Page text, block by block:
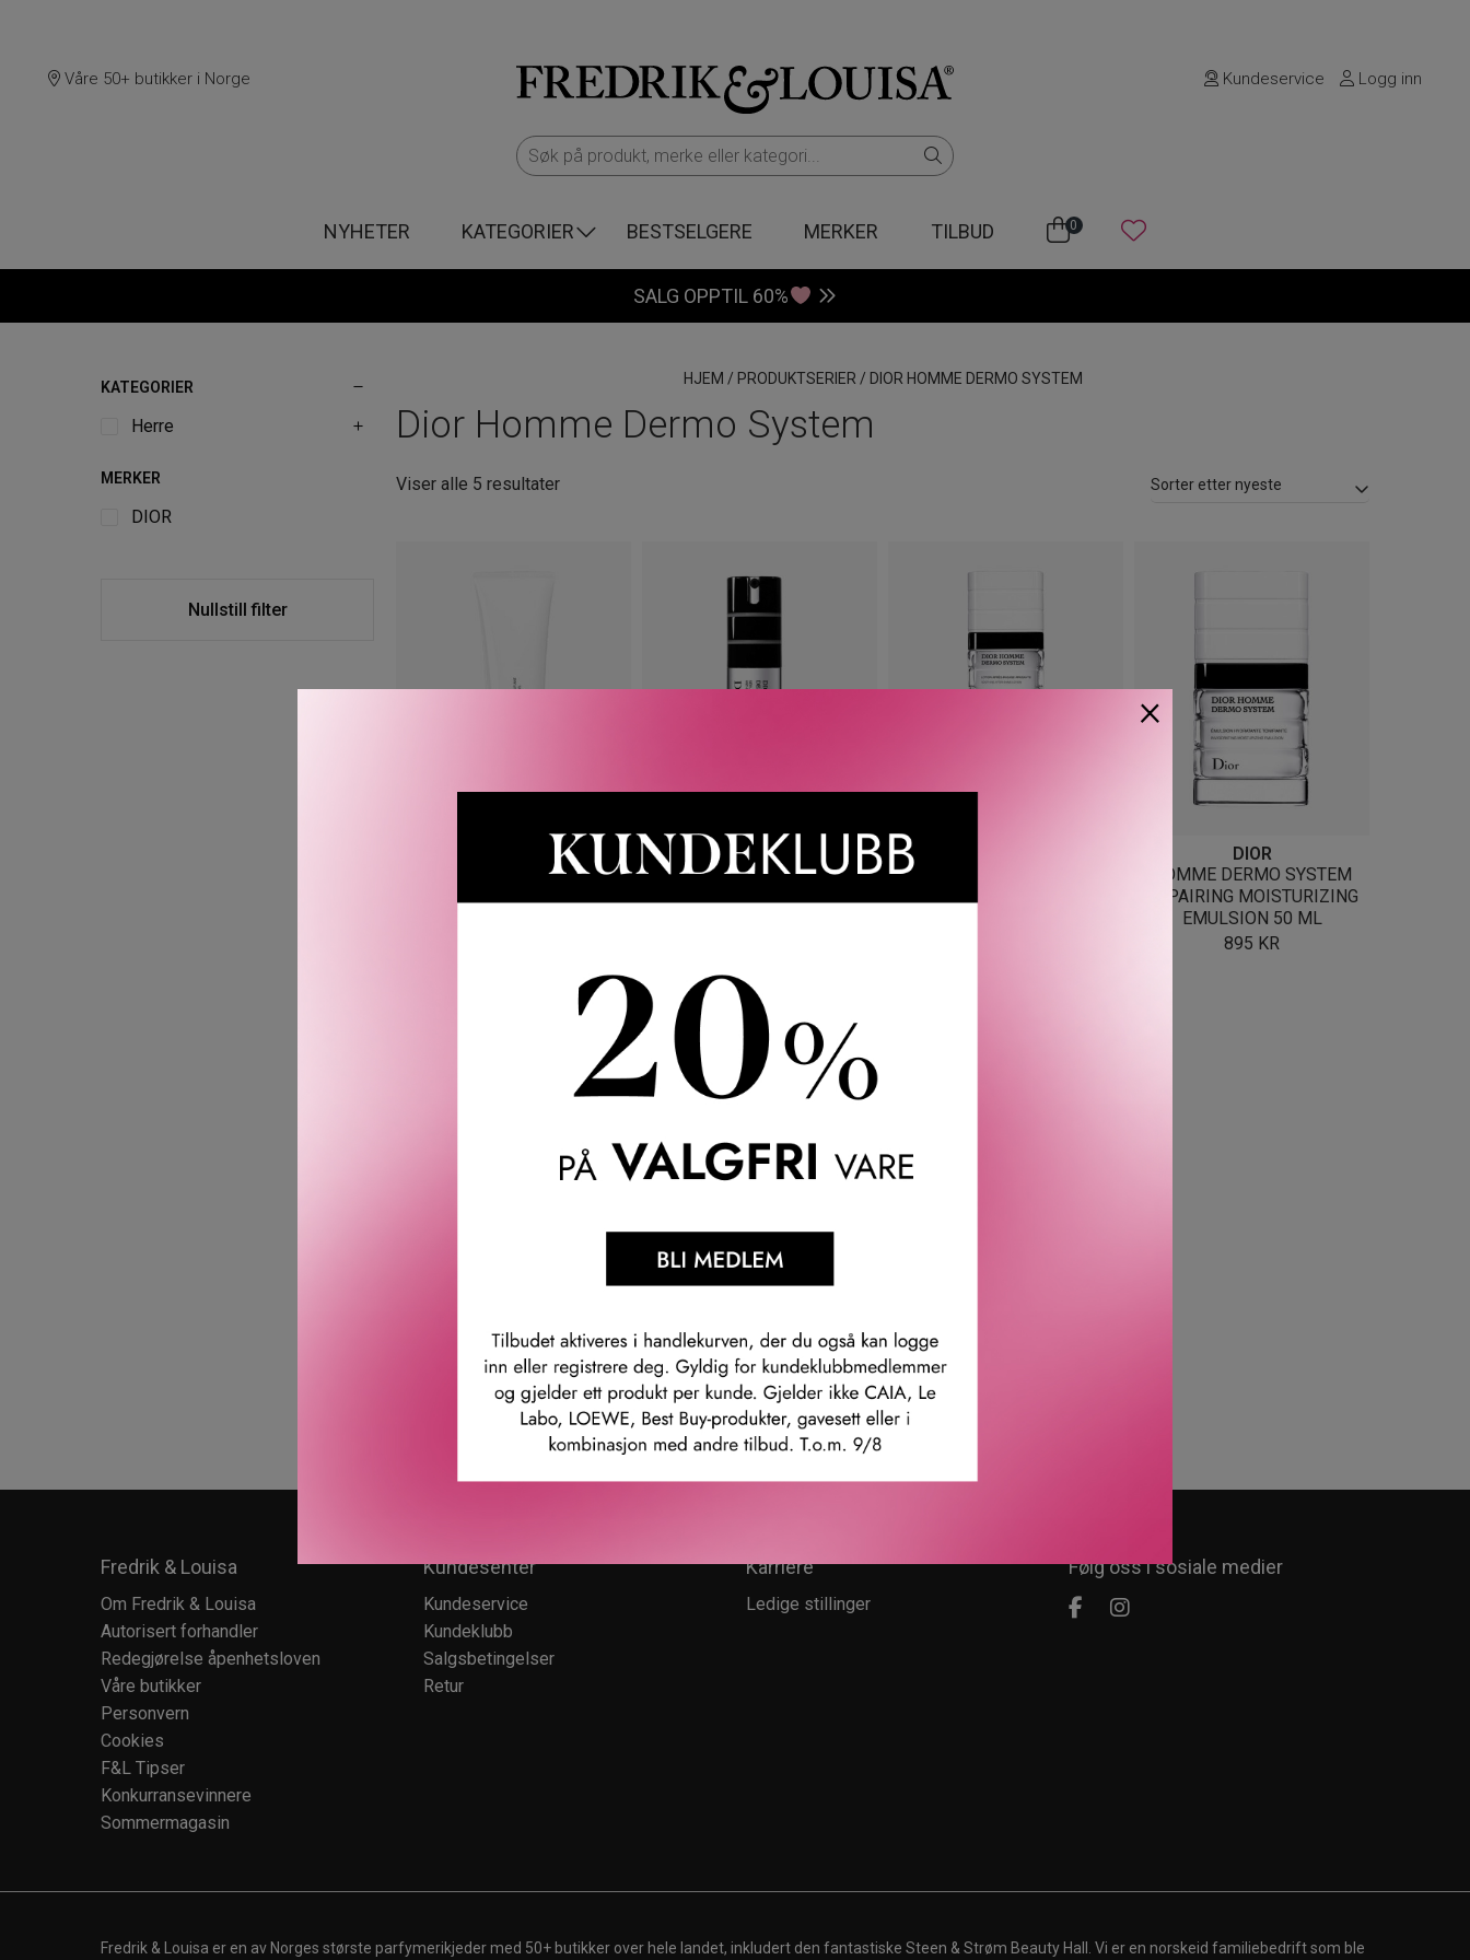
Våre 50+ butikker i Norge Kundeservice Logg inn
NYHETER KATEGORIER BESTSELGERE MERKER TILBUD 0
SALG OPPTIL 60%
HJEM / PRODUKTSERIER / DIOR HOMME DERMO SYSTEM
Dior Homme Dermo System
Viser alle 5 resultaterSortert
HOMME DERMO SYSTEM
DIOR
HOMME DERMO SYSTEM
HOMME DERMO SYSTEM
DIOR
HOMME DERMO SYSTEM
REPAIRING MOISTURIZING
EMULSION 50 ML
895 KR
PORE CONTROL PERFECTING
ESSENCE 50 ML
895KR
KATEGORIER
Herre
MERKER
DIOR
Nullstill filter
Fredrik & Louisa
Om Fredrik & Louisa
Autorisert forhandler
Redegjørelse åpenhetsloven
Våre butikker
Personvern
Cookies
F&L Tipser
Konkurransevinnere
Sommermagasin
Kundesenter
Kundeservice
Kundeklubb
Salgsbetingelser
Retur
Karriere
Ledige stillinger
Følg oss i sosiale medier
Fredrik & Louisa er en av Norges største parfymerikjeder med 50+ butikker over hele landet, inkludert den fantastiske Steen & Strøm Beauty Hall. Vi er en norskeid familiebedrift som ble
×